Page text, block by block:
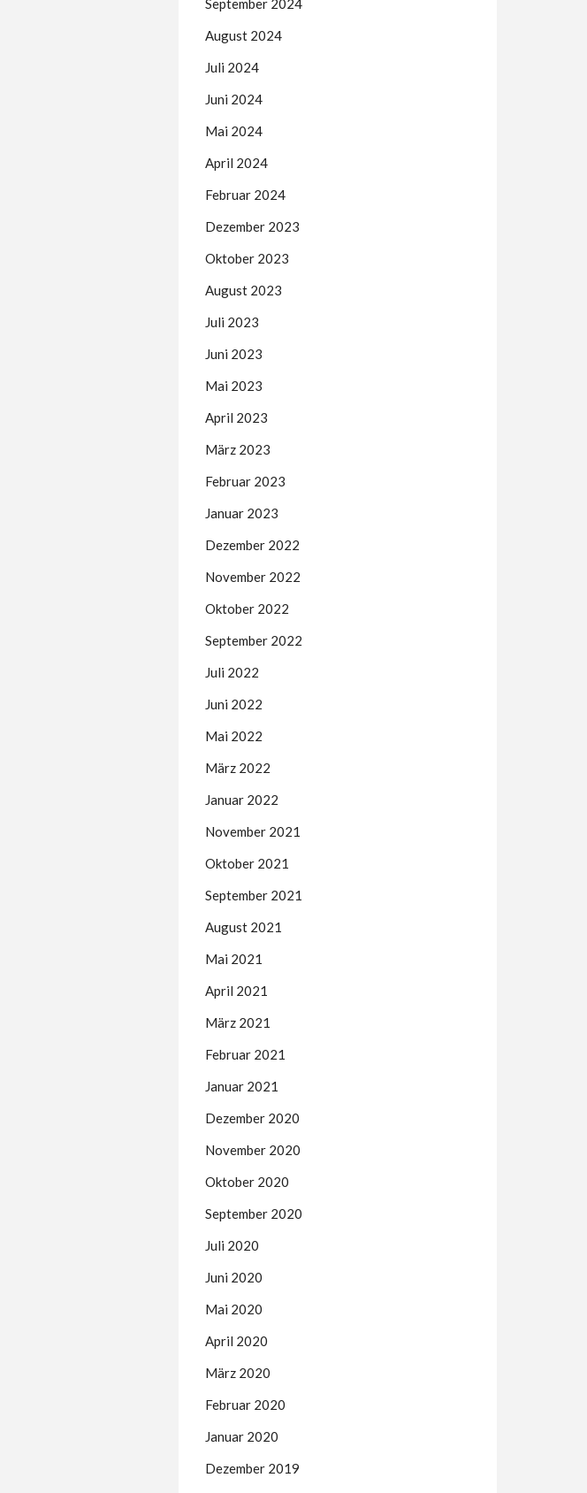
September 2024
August 2024
Juli 2024
Juni 2024
Mai 2024
April 2024
Februar 2024
Dezember 2023
Oktober 2023
August 2023
Juli 2023
Juni 2023
Mai 2023
April 2023
März 2023
Februar 2023
Januar 2023
Dezember 2022
November 2022
Oktober 2022
September 2022
Juli 2022
Juni 2022
Mai 2022
März 2022
Januar 2022
November 2021
Oktober 2021
September 2021
August 2021
Mai 2021
April 2021
März 2021
Februar 2021
Januar 2021
Dezember 2020
November 2020
Oktober 2020
September 2020
Juli 2020
Juni 2020
Mai 2020
April 2020
März 2020
Februar 2020
Januar 2020
Dezember 2019